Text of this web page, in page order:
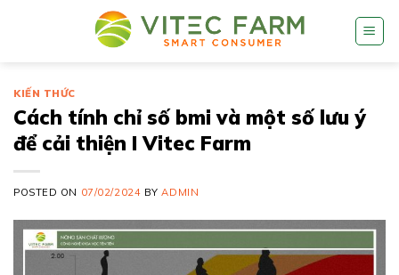
KIẾN THỨC
Cách tính chỉ số bmi và một số lưu ý
để cải thiện I Vitec Farm
POSTED ON 07/02/2024 BYADMIN